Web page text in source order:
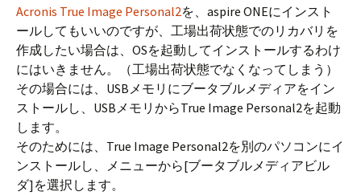
Acronis True Image Personal2を、aspire ONEにインスト
ールしてもいいのですが、工場出荷状態でのリカバリを
作成したい場合は、OSを起動してインストールするわけ
にはいきません。（工場出荷状態でなくなってしまう）
その場合には、USBメモリにブータブルメディアをイン
ストールし、USBメモリからTrue Image Personal2を起動
します。
そのためには、True Image Personal2を別のパソコンにイ
ンストールし、メニューから[ブータブルメディアビル
ダ]を選択します。